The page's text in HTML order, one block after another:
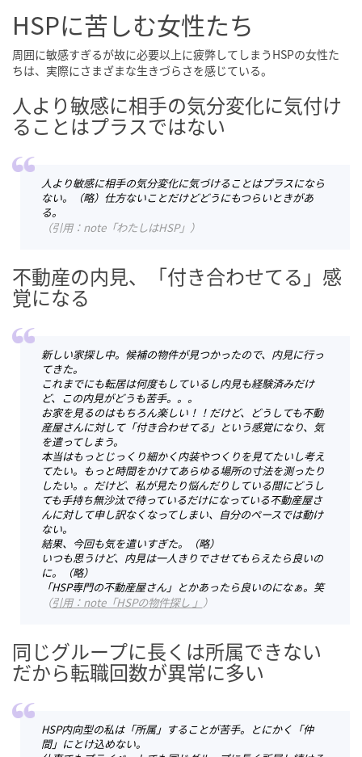
HSPに苦しむ女性たち
周囲に敏感すぎるが故に必要以上に疲弊してしまうHSPの女性た
ちは、実際にさまざまな生きづらさを感じている。
人より敏感に相手の気分変化に気付け
ることはプラスではない
人より敏感に相手の気分変化に気づけることはプラスになら
ない。（略）仕方ないことだけどどうにもつらいときがあ
る。
（引用：note「わたしはHSP」）
不動産の内見、「付き合わせてる」感
覚になる
新しい家探し中。候補の物件が見つかったので、内見に行っ
てきた。
これまでにも転居は何度もしているし内見も経験済みだけ
ど、この内見がどうも苦手。。。
お家を見るのはもちろん楽しい！！だけど、どうしても不動
産屋さんに対して「付き合わせてる」という感覚になり、気
を遣ってしまう。
本当はもっとじっくり細かく内装やつくりを見てたいし考え
てたい。もっと時間をかけてあらゆる場所の寸法を測ったり
したい。。だけど、私が見たり悩んだりしている間にどうし
ても手持ち無沙汰で待っているだけになっている不動産屋さ
んに対して申し訳なくなってしまい、自分のペースでは動け
ない。
結果、今回も気を遣いすぎた。（略）
いつも思うけど、内見は一人きりでさせてもらえたら良いの
に。（略）
「HSP専門の不動産屋さん」とかあったら良いのになぁ。笑
（引用：note「HSPの物件探し 」 ）
同じグループに長くは所属できない
だから転職回数が異常に多い
HSP内向型の私は「所属」することが苦手。とにかく「仲
間」にとけ込めない。